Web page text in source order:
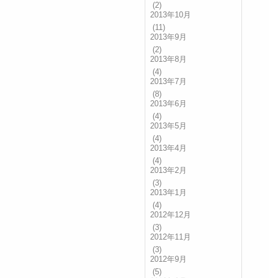
(2)
2013年10月
(11)
2013年9月
(2)
2013年8月
(4)
2013年7月
(8)
2013年6月
(4)
2013年5月
(4)
2013年4月
(4)
2013年2月
(3)
2013年1月
(4)
2012年12月
(3)
2012年11月
(3)
2012年9月
(5)